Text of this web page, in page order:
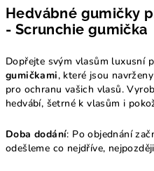
Hedvábné gumičky
- Scrunchie gumička
Dopřejte svým vlasům luxusní
gumičkami, které jsou
pro ochranu vašich vlasů.
hedvábí, šetrné k vlasům i
Doba dodání: Po objednání
odešleme co nejdříve,